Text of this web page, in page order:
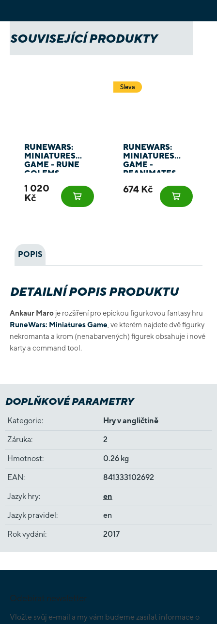
SOUVISEJÍCÍ PRODUKTY
RUNEWARS:
MINIATURES
GAME - RUNE
GOLEMS
1 020
Kč
Sleva
RUNEWARS:
MINIATURES
GAME -
REANIMATES
674 Kč
POPIS
DETAILNÍ POPIS PRODUKTU
Ankaur Maro je rozšíření pro epickou figurkovou fantasy hru
RuneWars: Miniatures Game , ve kterém najdete dvě figurky
nekromanta a krom (nenabarvených) figurek obsahuje i nové
karty a command tool.
DOPLŇKOVÉ PARAMETRY
Kategorie: Hry v angličtině
Záruka: 2
Hmotnost: 0.26 kg
EAN: 841333102692
Jazyk hry: en
Jazyk pravidel : en
Rok vydání: 2017
Odebírat newsletter
Vložte svůj e-mail a my vám budeme zasílat informace o